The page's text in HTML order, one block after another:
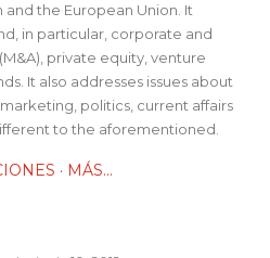
and the European Union. It
in particular, corporate and
private equity, venture
It also addresses issues about
politics, current affairs
to the aforementioned.
MÁS…